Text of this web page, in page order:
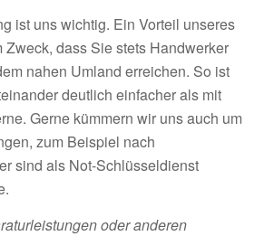
ist uns wichtig. Ein Vorteil unseres
Zweck, dass Sie stets Handwerker
nahen Umland erreichen. So ist
deutlich einfacher als mit
Gerne kümmern wir uns auch um
zum Beispiel nach
sind als Not-Schlüsseldienst
oder anderen